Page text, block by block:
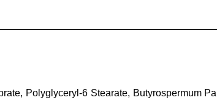
Polyglyceryl-6 Stearate, Butyrospermum